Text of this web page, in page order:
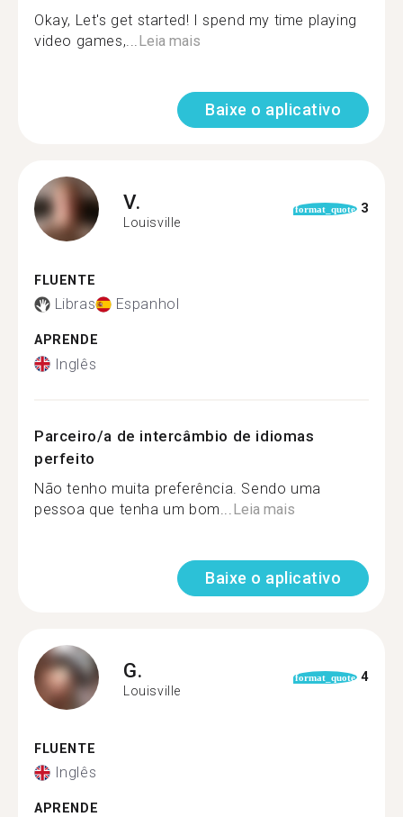
Okay, Let's get started! I spend my time playing
video games,... Leia mais
Baixe o aplicativo
V.
Louisville
format_quote 3
FLUENTE
Libras Espanhol
APRENDE
Inglês
Parceiro/a de intercâmbio de idiomas
perfeito
Não tenho muita preferência. Sendo uma
pessoa que tenha um bom... Leia mais
Baixe o aplicativo
G.
Louisville
format_quote 4
FLUENTE
Inglês
APRENDE